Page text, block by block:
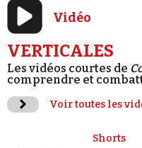
Vidéo
VERTICALES
Les vidéos courtes de
comprendre et
Voir toutes les
Shorts